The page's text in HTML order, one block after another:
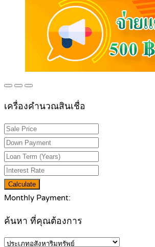
เครื่องคำนวณสินเชื่อ
Calculate
Monthly Payment:
ค้นหา ที่คุณต้องการ